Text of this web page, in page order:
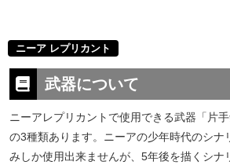
ニーア レプリカント
武器について
ニーアレプリカントで使用できる武器「片手
の3種類あります。ニーアの少年時代のシナ
みしか使用出来ませんが、5年後を描くシナ